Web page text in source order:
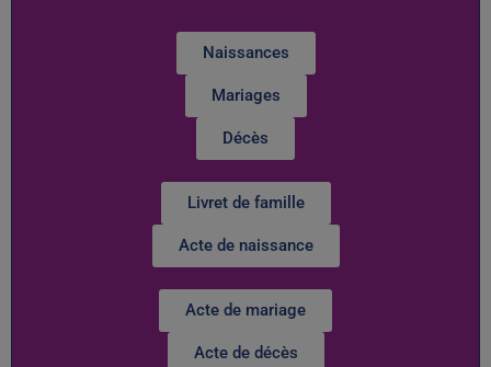
Naissances
Mariages
Décès
Livret de famille
Acte de naissance
Acte de mariage
Acte de décès